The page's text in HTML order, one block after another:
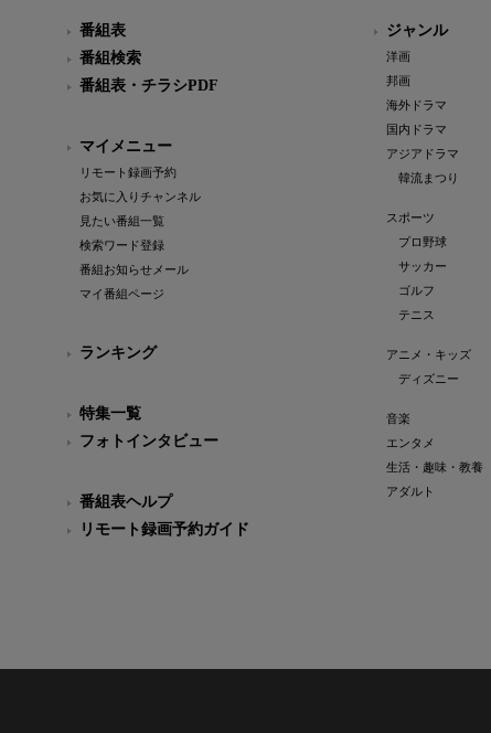
番組表
番組検索
番組表・チラシPDF
マイメニュー
リモート録画予約
お気に入りチャンネル
見たい番組一覧
検索ワード登録
番組お知らせメール
マイ番組ページ
ランキング
特集一覧
フォトインタビュー
番組表ヘルプ
リモート録画予約ガイド
ジャンル
洋画
邦画
海外ドラマ
国内ドラマ
アジアドラマ
韓流まつり
スポーツ
プロ野球
サッカー
ゴルフ
テニス
アニメ・キッズ
ディズニー
音楽
エンタメ
生活・趣味・教養
アダルト